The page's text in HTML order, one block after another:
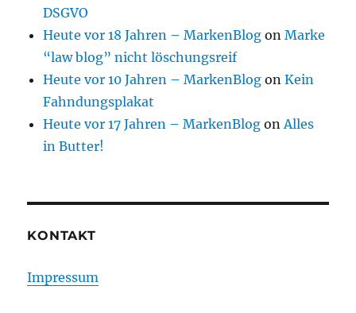
DSGVO
Heute vor 18 Jahren – MarkenBlog onMarke
“law blog” nicht löschungsreif
Heute vor 10 Jahren – MarkenBlog onKein
Fahndungsplakat
Heute vor 17 Jahren – MarkenBlog onAlles
in Butter!
KONTAKT
Impressum